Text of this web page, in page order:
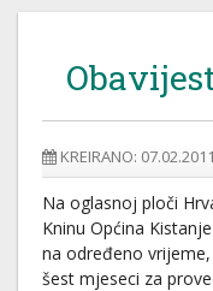
KREIRANO:
Na oglasnoj ploči
Kninu Općina
na određeno
šest mjeseci za